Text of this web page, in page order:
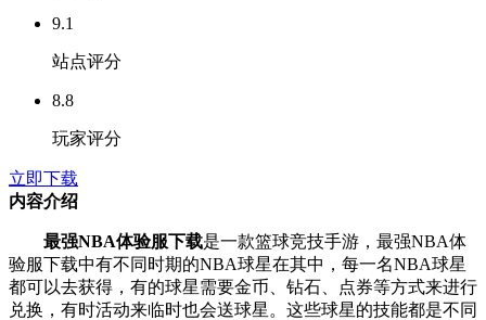
9.1
站点评分
8.8
玩家评分
立即下载
内容介绍
最强NBA体验服下载是一款篮球竞技手游，最强NBA体
验服下载中有不同时期的NBA球星在其中，每一名NBA球星
都可以去获得，有的球星需要金币、钻石、点券等方式来进行
兑换，有时活动来临时也会送球星。这些球星的技能都是不同